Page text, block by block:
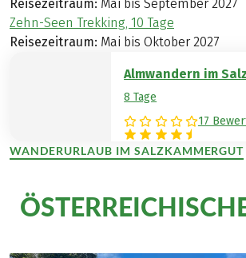
Reisezeitraum: Mai bis September 2027
Zehn-Seen Trekking, 10 Tage
Reisezeitraum: Mai bis Oktober 2027
Almwandern im
8 Tage
17
WANDERURLAUB IM SALZKAMMERGUT